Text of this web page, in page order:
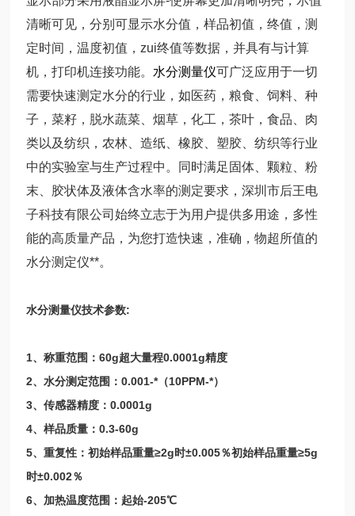
清晰可见，分别可显示水分值，样品初值，终值，测
定时间，温度初值，zui终值等数据，并具有与计算
机，打印机连接功能。 水分测量仪可广泛应用于一切
需要快速测定水分的行业，如医药，粮食、饲料、种
子，菜籽，脱水蔬菜、烟草，化工，茶叶，食品、肉
类以及纺织，农林、造纸、橡胶、塑胶、纺织等行业
中的实验室与生产过程中。同时满足固体、颗粒、粉
末、胶状体及液体含水率的测定要求，深圳市后王电
子科技有限公司始终立志于为用户提供多用途，多性
能的高质量产品，为您打造快速，准确，物超所值的
水分测定仪**。
水分测量仪技术参数:
1、称重范围：60g超大量程0.0001g精度
2、水分测定范围：0.001-*（10PPM-*）
3、传感器精度：0.0001g
4、样品质量：0.3-60g
5、重复性：初始样品重量≥2g时±0.005％初始样品重量≥5g
时±0.002％
6、加热温度范围：起始-205℃